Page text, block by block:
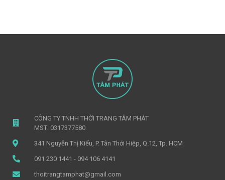
CÔNG TY TNHH THỜI TRANG TÂM PHÁT
MST: 0317377580
341 Nguyễn Thị Kiểu, P. Tân Thới Hiệp, Q.12, Tp. HCM
091 230 1441 - 094 106 4141
thoitrangtamphat@gmail.com